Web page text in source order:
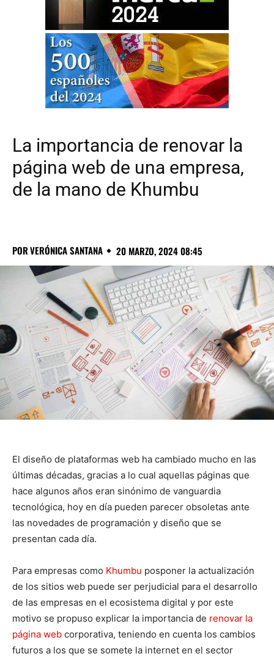
La importancia de renovar la
página web de una empresa,
de la mano de Khumbu
PORVERÓNICA SANTANA 20 MARZO, 2024 08:45
El diseño de plataformas web ha cambiado mucho en las
últimas décadas, gracias a lo cual aquellas páginas que
hace algunos años eran sinónimo de vanguardia
tecnológica, hoy en día pueden parecer obsoletas ante
las novedades de programación y diseño que se
presentan cada día.
Para empresas como Khumbu posponer la actualización
de los sitios web puede ser perjudicial para el desarrollo
de las empresas en el ecosistema digital y por este
motivo se propuso explicar la importancia de renovar la
página web corporativa, teniendo en cuenta los cambios
futuros a los que se somete la internet en el sector